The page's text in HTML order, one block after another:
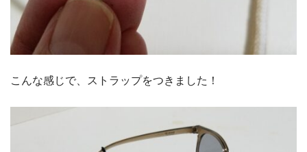
こんな感じで、ストラップをつきました！